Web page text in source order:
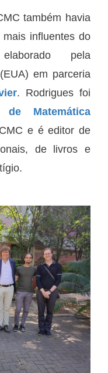
também havia
influentes do
pela
(EUA) em parceria
. Rodrigues foi
de Matemática
e é editor de
de livros e